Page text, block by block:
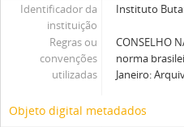
Identificador da
instituição
Instituto
Regras ou
convenções
utilizadas
CONSELHO
norma
Janeiro:
Objeto digital metadados